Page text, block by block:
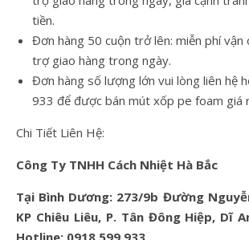
tiền.
Đơn hàng 50 cuộn trở lên: miễn phí vận
trợ giao hàng trong ngày.
Đơn hàng số lượng lớn vui lòng liên hệ
933 để được bán mút xốp pe foam giá
Chi Tiết Liên Hệ:
Công Ty TNHH Cách Nhiệt Hà Bắc
Tại Bình Dương: 273/9b Đường
KP Chiêu Liêu, P. Tân Đông Hiệp, Dĩ
Hotline: 0918 599 933